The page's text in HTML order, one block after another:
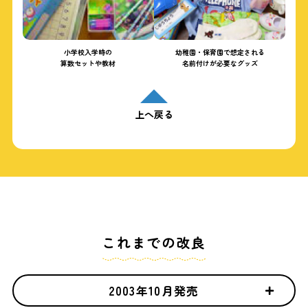
小学校入学時の
算数セットや教材
幼稚園・保育園で想定される
名前付けが必要なグッズ
上へ戻る
これまでの改良
2003年10月発売